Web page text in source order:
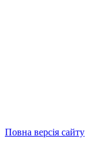
Повна версія сайту